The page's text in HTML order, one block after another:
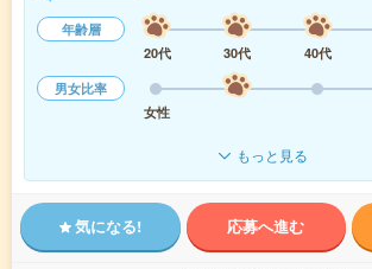
年齢層
20代
30代 40代
男女比率
女性
もっと見る
気になる! 応募へ進む